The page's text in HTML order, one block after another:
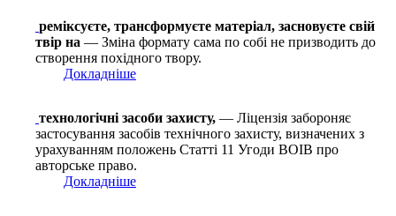
реміксуєте, трансформуєте матеріал, засновуєте свій
твір на — Зміна формату сама по собі не призводить до
створення похідного твору.
Докладніше
технологічні засоби захисту, — Ліцензія забороняє
застосування засобів технічного захисту, визначених з
урахуванням положень Статті 11 Угоди ВОІВ про
авторське право.
Докладніше